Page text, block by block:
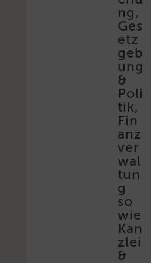
ng,
Ges
etz
geb
ung
&
Poli
tik,
Fin
anz
ver
wal
tun
g
so
wie
Kan
zlei
&